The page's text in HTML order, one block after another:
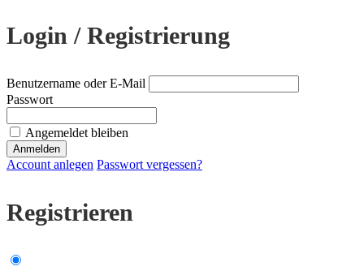
Login / Registrierung
Benutzername oder E-Mail
Passwort
Angemeldet bleiben
Account anlegen Passwort vergessen?
Registrieren